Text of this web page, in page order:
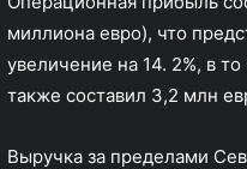
миллиона евро), что
увеличение на 14. 2%, в
также составил 3,2 млн
Выручка за пределами